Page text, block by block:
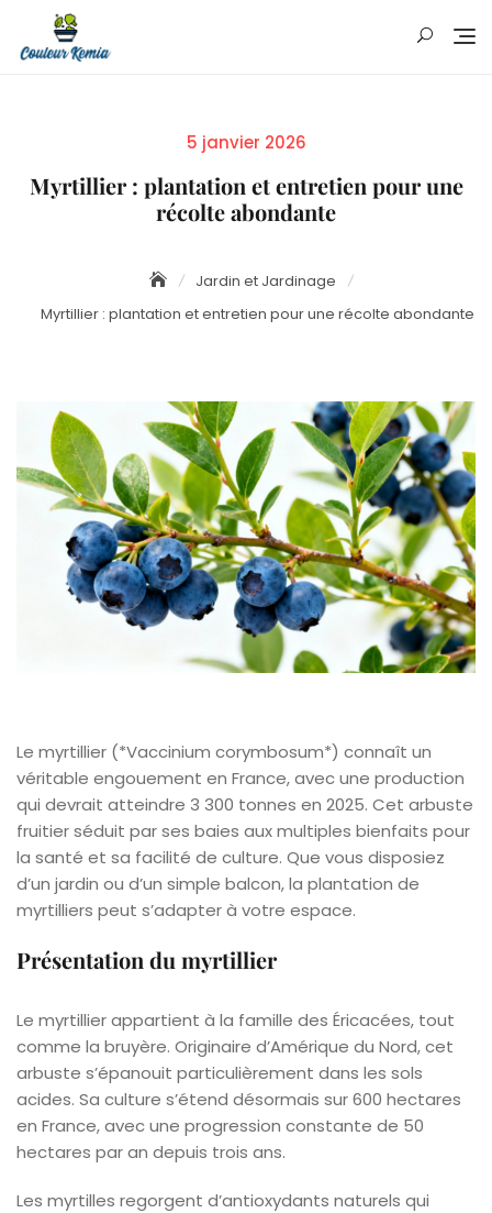
content
Posted
5 janvier 2026
Myrtillier : plantation et entretien pour une
récolte abondante
Jardin et Jardinage
Myrtillier : plantation et entretien pour une récolte abondante
Le myrtillier (*Vaccinium corymbosum*) connaît un
véritable engouement en France, avec une production
qui devrait atteindre 3 300 tonnes en 2025. Cet arbuste
fruitier séduit par ses baies aux multiples bienfaits pour
la santé et sa facilité de culture. Que vous disposiez
d’un jardin ou d’un simple balcon, la plantation de
myrtilliers peut s’adapter à votre espace.
Présentation du myrtillier
Le myrtillier appartient à la famille des Éricacées, tout
comme la bruyère. Originaire d’Amérique du Nord, cet
arbuste s’épanouit particulièrement dans les sols
acides. Sa culture s’étend désormais sur 600 hectares
en France, avec une progression constante de 50
hectares par an depuis trois ans.
Les myrtilles regorgent d’antioxydants naturels qui